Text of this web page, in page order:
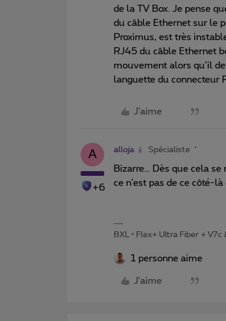
de la TV Box. Je pense
du câble Ethernet sur le
Proximus, est très
RJ45 du câble Ethernet
mouvement alors qu’il
languette du connecteur
J'aime
A
+6
alloja Spécialiste
Bizarre… Dès que cela
ce n’est pas de ce côté-
BXL • Flex+ Ultra Fiber +
1 personne aime
J'aime